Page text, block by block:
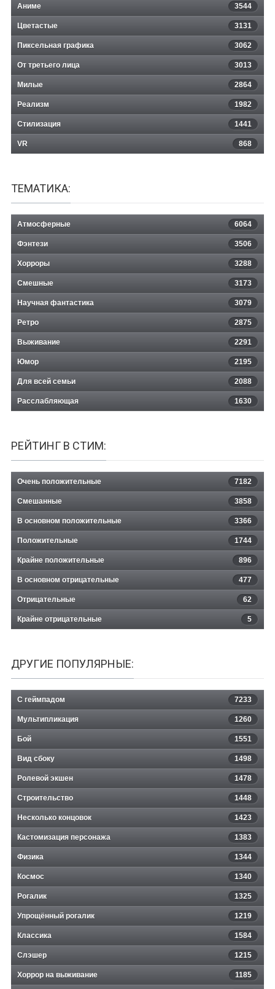
Аниме 3544
Цветастые 3131
Пиксельная графика 3062
От третьего лица 3013
Милые 2864
Реализм 1982
Стилизация 1441
VR 868
ТЕМАТИКА:
Атмосферные 6064
Фэнтези 3506
Хорроры 3288
Смешные 3173
Научная фантастика 3079
Ретро 2875
Выживание 2291
Юмор 2195
Для всей семьи 2088
Расслабляющая 1630
РЕЙТИНГ В СТИМ:
Очень положительные 7182
Смешанные 3858
В основном положительные 3366
Положительные 1744
Крайне положительные 896
В основном отрицательные 477
Отрицательные 62
Крайне отрицательные 5
ДРУГИЕ ПОПУЛЯРНЫЕ:
С геймпадом 7233
Мультипликация 1260
Бой 1551
Вид сбоку 1498
Ролевой экшен 1478
Строительство 1448
Несколько концовок 1423
Кастомизация персонажа 1383
Физика 1344
Космос 1340
Рогалик 1325
Упрощённый рогалик 1219
Классика 1584
Слэшер 1215
Хоррор на выживание 1185